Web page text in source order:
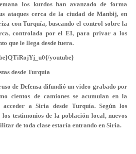
los kurdos han avanzado de forma
ataques cerca de la ciudad de Manbij, en
con Turquía, buscando el control sobre la
controlada por el EI, para privar a los
que le llega desde fuera.
youtube}
desde Turquía
de Defensa difundió un video grabado por
cientos de camiones se acumulan en la
a Siria desde Turquía. Según los
testimonios de la población local, nuevos
de toda clase estaría entrando en Siria.